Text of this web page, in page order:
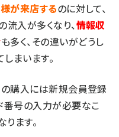
様が来店するのに対して、
入が多くなり、情報収
も多く、その違いがどうし
まいます。
の購入には新規会員登録
番号の入力が必要なこ
ます。